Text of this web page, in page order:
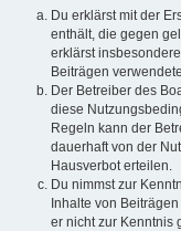
Du erklärst mit der
enthält, die gegen
erklärst
Beiträgen
Der Betreiber des
diese
Regeln kann der
dauerhaft von der
Hausverbot erteilen.
Du nimmst zur
Inhalte von
er nicht zur Kenntnis